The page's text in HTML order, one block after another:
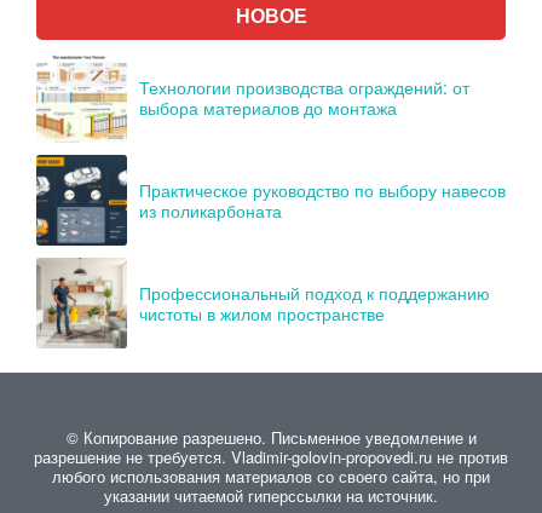
НОВОЕ
Технологии производства ограждений: от
выбора материалов до монтажа
Практическое руководство по выбору навесов
из поликарбоната
Профессиональный подход к поддержанию
чистоты в жилом пространстве
© Копирование разрешено. Письменное уведомление и
разрешение не требуется. Vladimir-golovin-propovedi.ru не против
любого использования материалов со своего сайта, но при
указании читаемой гиперссылки на источник.